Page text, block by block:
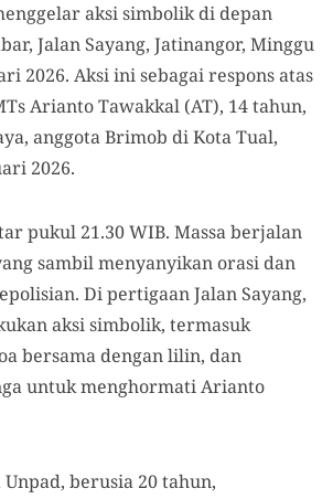
aksi simbolik di depan
Jalan Sayang, Jatinangor, Minggu
2026. Aksi ini sebagai respons atas
Arianto Tawakkal (AT), 14 tahun,
anggota Brimob di Kota Tual,
2026.
pukul 21.30 WIB. Massa berjalan
sambil menyanyikan orasi dan
Di pertigaan Jalan Sayang,
aksi simbolik, termasuk
bersama dengan lilin, dan
untuk menghormati Arianto
berusia 20 tahun,